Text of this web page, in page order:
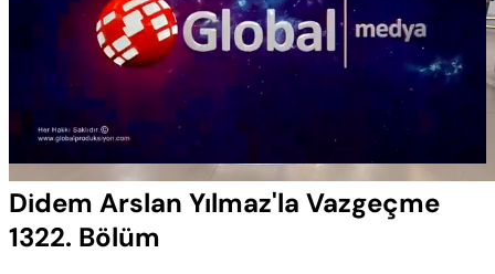
Sesi
Aç
Yüklendi
Hızı
Didem Arslan Yılmaz'la Vazgeçme
1322. Bölüm